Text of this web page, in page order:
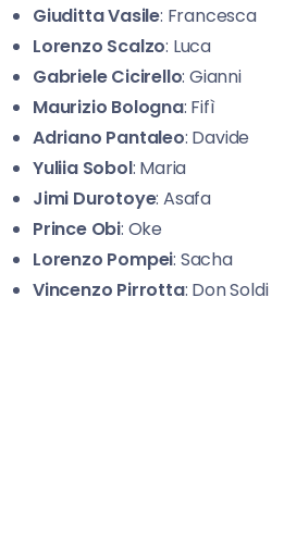
Giuditta Vasile: Francesca
Lorenzo Scalzo: Luca
Gabriele Cicirello: Gianni
Maurizio Bologna: Fifì
Adriano Pantaleo: Davide
Yuliia Sobol: Maria
Jimi Durotoye: Asafa
Prince Obi: Oke
Lorenzo Pompei: Sacha
Vincenzo Pirrotta: Don Soldi